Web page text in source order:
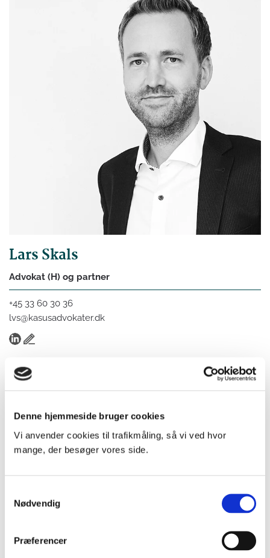
Denne hjemmeside bruger cookies
Vi anvender cookies til trafikmåling, så vi ved hvor
mange, der besøger vores side.
Nødvendig
Præferencer
Lars Skals
Advokat (H) og partner
+45 33 60 30 36
lvs@kasusadvokater.dk
brugskunst
Nye regler redder flere virksomheder
Til oversigten